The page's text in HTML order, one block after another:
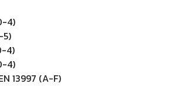
4)
4)
4)
13997 (A-F)